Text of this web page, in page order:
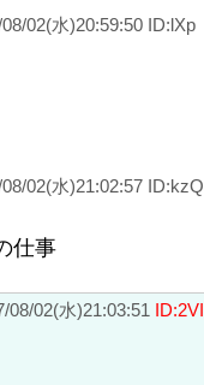
02(水)20:59:50 ID:lXp
08/02(水)21:02:57 ID:kzQ
仕事
08/02(水)21:03:51 ID:2VI